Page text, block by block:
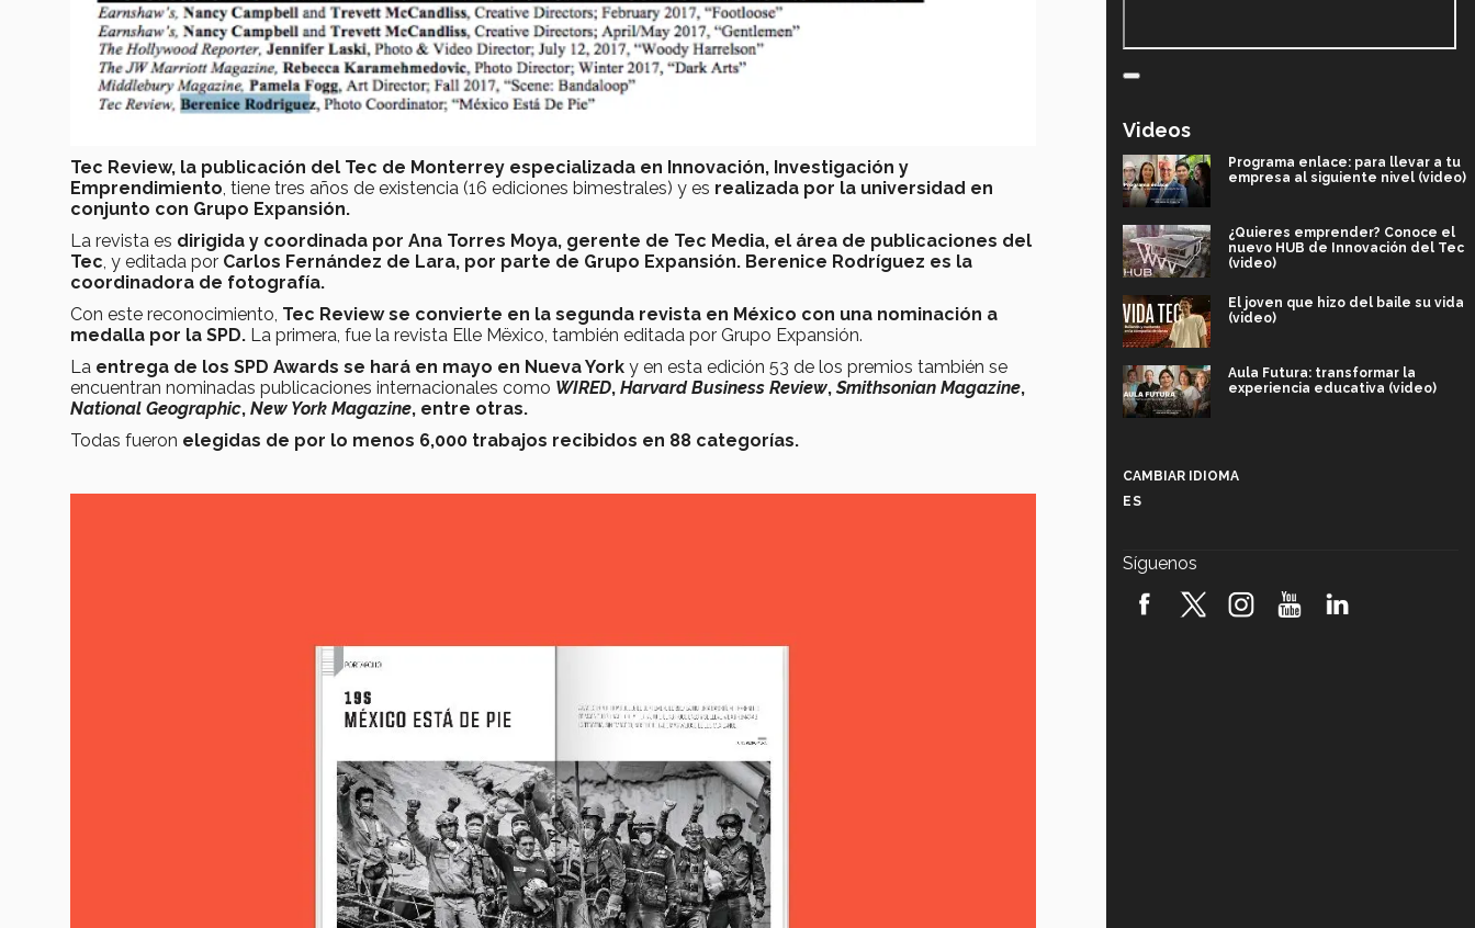
Tec Review, la publicación del Tec de Monterrey especializada en Innovación, Investigación y
Emprendimiento, tiene tres años de existencia (16 ediciones bimestrales) y es realizada por la universidad en
conjunto con Grupo Expansión.
La revista es dirigida y coordinada por Ana Torres Moya, gerente de Tec Media, el área de publicaciones del
Tec, y editada por Carlos Fernández de Lara, por parte de Grupo Expansión. Berenice Rodríguez es la
coordinadora de fotografía.
Con este reconocimiento, Tec Review se convierte en la segunda revista en México con una nominación a
medalla por la SPD. La primera, fue la revista Elle Mëxico, también editada por Grupo Expansión.
La entrega de los SPD Awards se hará en mayo en Nueva York y en esta edición 53 de los premios también se
encuentran nominadas publicaciones internacionales como WIRED, Harvard Business Review,Smithsonian Magazine,
National Geographic, New York Magazine, entre otras.
Todas fueron elegidas de por lo menos 6,000 trabajos recibidos en 88 categorías.
Videos
Programa enlace: para llevar a tu
empresa al siguiente nivel (video)
¿Quieres emprender? Conoce el
nuevo HUB de Innovación del Tec
(video)
El joven que hizo del baile su vida
(video)
Aula Futura: transformar la
experiencia educativa (video)
robótica FIRST 2026! (video)
CAMBIAR IDIOMA
ES
Síguenos